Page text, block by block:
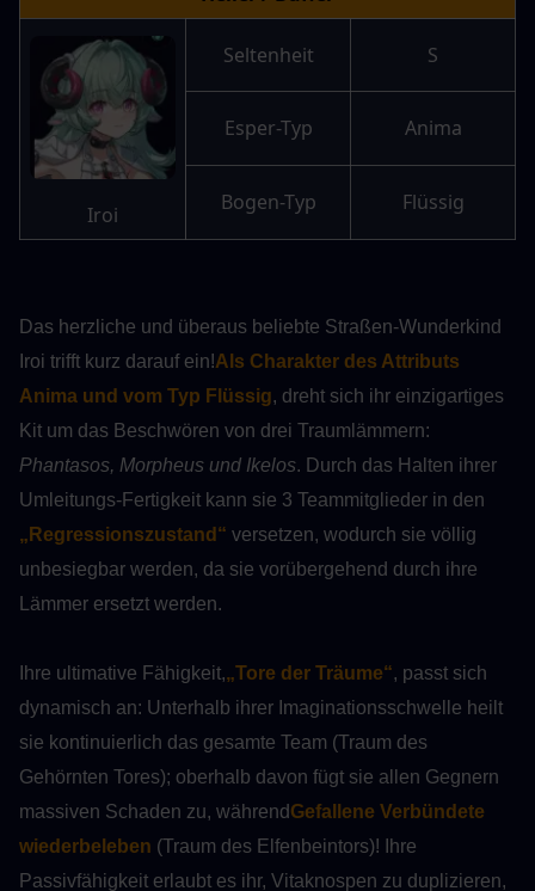
Iroi
Seltenheit S
Esper-Typ Anima
Bogen-Typ Flüssig
Das herzliche und überaus beliebte Straßen-Wunderkind
Iroi trifft kurz darauf ein!Als Charakter des Attributs
Anima und vom Typ Flüssig, dreht sich ihr einzigartiges
Phantasos, Morpheus und Ikelos. Durch das Halten ihrer
„Regressionszustand“ versetzen, wodurch sie völlig
unbesiegbar werden, da sie vorübergehend durch ihre
Lämmer ersetzt werden.
Ihre ultimative Fähigkeit,„Tore der Träume“, passt sich
dynamisch an: Unterhalb ihrer Imaginationsschwelle heilt
sie kontinuierlich das gesamte Team (Traum des
Gehörnten Tores); oberhalb davon fügt sie allen Gegnern
massiven Schaden zu, während Gefallene Verbündete
wiederbeleben (Traum des Elfenbeintors)! Ihre
Passivfähigkeit erlaubt es ihr, Vitaknospen zu duplizieren,